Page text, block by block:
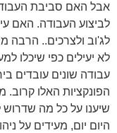
אבל האם סביבת
לביצוע העבודה. האם
לג'וב ולצרכים.. הרבה
לא יעילים כפי שיכלו
עבודה שונים עובדים
הפונקציות האלו קרוב.
שיענו על כל מה שדרוש
היום יום, מעידים על